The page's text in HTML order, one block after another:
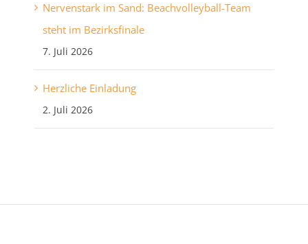
Nervenstark im Sand: Beachvolleyball-Team
steht im Bezirksfinale
7. Juli 2026
Herzliche Einladung
2. Juli 2026